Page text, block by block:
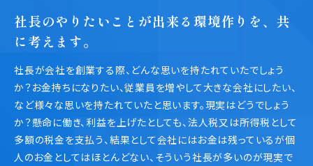
社長のやりたいことが出来る環境作りを、共
に考えます。
社長が会社を創業する際、どんな思いを持たれていたでしょう
か？お金持ちになりたい、従業員を増やして大きな会社にしたい、
など様々な思いを持たれていたと思います。現実はどうでしょう
か？懸命に働き、利益を上げたとしても、法人税又は所得税として
多額の税金を支払う、結果として会社にはお金は残っているが個
人のお金としてはほとんどない、そういう社長が多いのが現実で